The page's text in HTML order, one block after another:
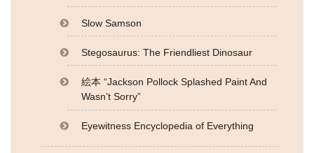
Slow Samson
Stegosaurus: The Friendliest Dinosaur
絵本 “Jackson Pollock Splashed Paint And
Wasn’t Sorry”
Eyewitness Encyclopedia of Everything